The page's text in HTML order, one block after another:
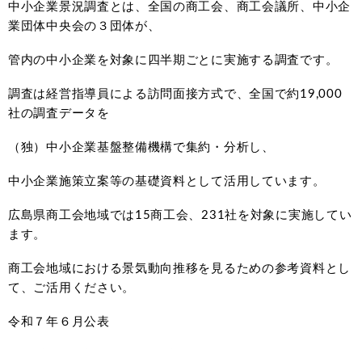
中小企業景況調査とは、全国の商工会、商工会議所、中小企
業団体中央会の３団体が、
管内の中小企業を対象に四半期ごとに実施する調査です。
調査は経営指導員による訪問面接方式で、全国で約19,000
社の調査データを
（独）中小企業基盤整備機構で集約・分析し、
中小企業施策立案等の基礎資料として活用しています。
広島県商工会地域では15商工会、231社を対象に実施してい
ます。
商工会地域における景気動向推移を見るための参考資料とし
て、ご活用ください。
令和７年６月公表